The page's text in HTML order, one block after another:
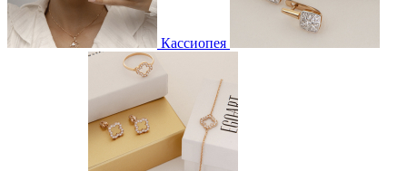
Кассиопея